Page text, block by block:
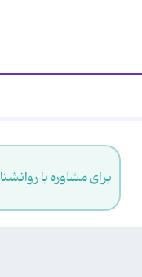
برای مشاوره با